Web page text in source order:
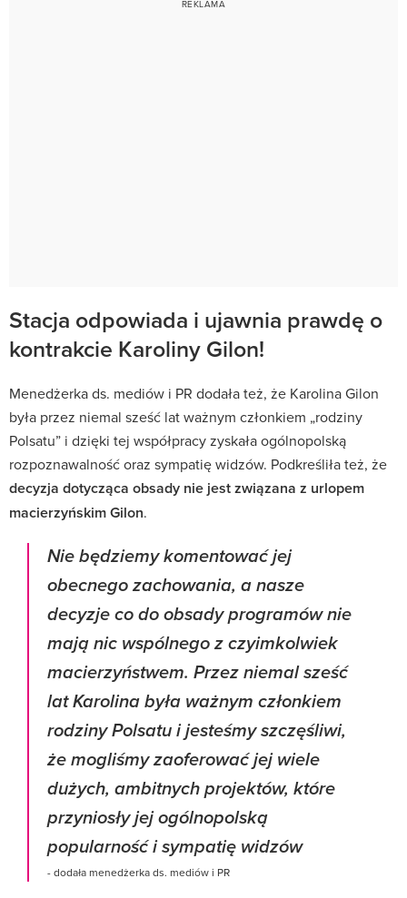
Stacja odpowiada i ujawnia prawdę o
kontrakcie Karoliny Gilon!
Menedżerka ds. mediów i PR dodała też, że Karolina Gilon
była przez niemal sześć lat ważnym członkiem „rodziny
Polsatu” i dzięki tej współpracy zyskała ogólnopolską
rozpoznawalność oraz sympatię widzów. Podkreśliła też, że
decyzja dotycząca obsady nie jest związana z urlopem
macierzyńskim Gilon.
Nie będziemy komentować jej
obecnego zachowania, a nasze
decyzje co do obsady programów nie
mają nic wspólnego z czyimkolwiek
macierzyństwem. Przez niemal sześć
lat Karolina była ważnym członkiem
rodziny Polsatu i jesteśmy szczęśliwi,
że mogliśmy zaoferować jej wiele
dużych, ambitnych projektów, które
przyniosły jej ogólnopolską
popularność i sympatię widzów
- dodała menedżerka ds. mediów i PR